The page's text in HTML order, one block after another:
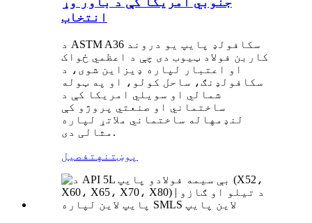
انتخاب
د ASTM A36 سکافولډ پایپ یو دروند
کاربن فولاد ټیوب دی چې د اعظمي ځواک
او اعتبار لپاره ډیزاین شوی، د
سکافولډنګ، ساحل کولو، او په ټوله
شمالي او سویلي امریکا کې د
ساختماني او صنعتي پروژو کې
لنډمهاله ساختماني ملاتړ لپاره
مثالی دی.
پوښتنه تفصیل